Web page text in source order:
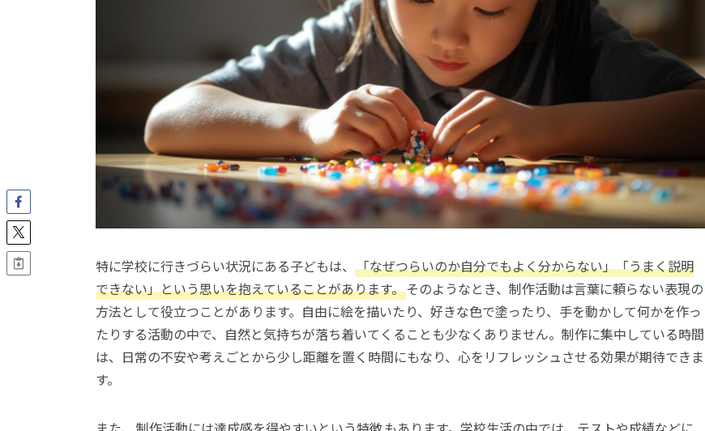
特に学校に行きづらい状況にある子どもは、 「なぜつらいのか自分でもよく分からない」「うまく説明
できない」という思いを抱えていることがあります。そのようなとき、制作活動は言葉に頼らない表現の
方法として役立つことがあります。自由に絵を描いたり、好きな色で塗ったり、手を動かして何かを作っ
たりする活動の中で、自然と気持ちが落ち着いてくることも少なくありません。制作に集中している時間
は、日常の不安や考えごとから少し距離を置く時間にもなり、心をリフレッシュさせる効果が期待できま
す。